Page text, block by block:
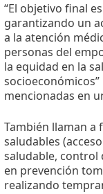
“El objetivo final
garantizando un
a la atención
personas del
la equidad en la
mencionadas en
También llaman a
saludables
saludable, control
en prevención
realizando